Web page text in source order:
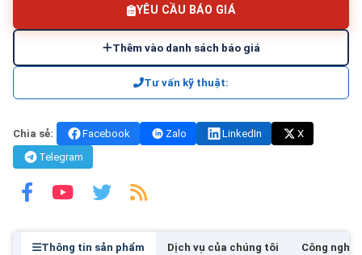
YÊU CẦU BÁO GIÁ
Thêm vào danh sách báo giá
Tư vấn kỹ thuật:
Chia sẻ: Facebook Zalo LinkedIn
X
Telegram
Thông tin sản phẩm Dịch vụ của chúng tôi Công nghệ